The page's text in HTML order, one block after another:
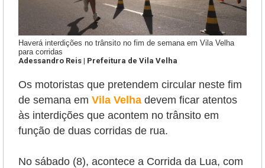
Haverá interdições no trânsito no fim de semana em Vila Velha
para corridas
Adessandro Reis | Prefeitura de Vila Velha
Os motoristas que pretendem circular neste fim
de semana em Vila Velha devem ficar atentos
às interdições que acontem no trânsito em
função de duas corridas de rua.
No sábado (8), acontece a Corrida da Lua, com